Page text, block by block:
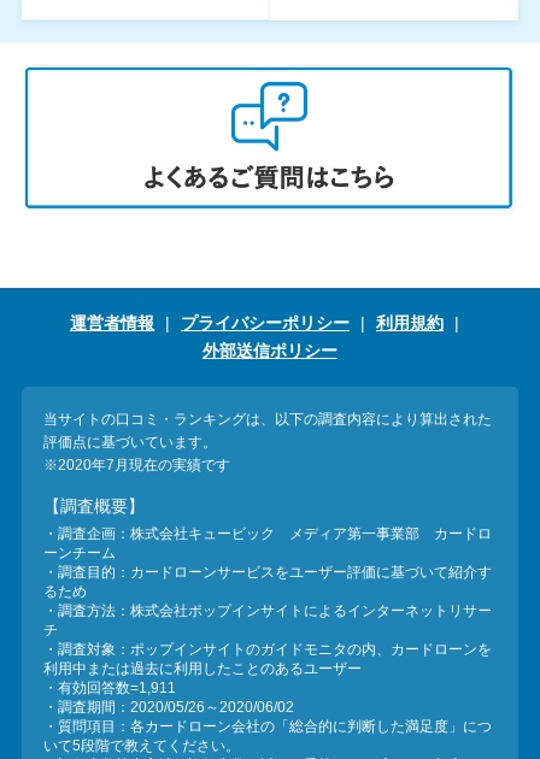
運営者情報 プライバシーポリシー
利用規約
外部送信ポリシー
当サイトの口コミ・ランキングは、以下の調査内容により算出された
評価点に基づいています。
※2020年7月現在の実績です
【調査概要】
・調査企画：株式会社キュービック メディア第一事業部 カードロ
ーンチーム
・調査目的：カードローンサービスをユーザー評価に基づいて紹介す
るため
・調査方法：株式会社ポップインサイトによるインターネットリサー
チ
・調査対象：ポップインサイトのガイドモニタの内、カードローンを
利用中または過去に利用したことのあるユーザー
・有効回答数=1,911
・調査期間：2020/05/26～2020/06/02
・質問項目：各カードローン会社の「総合的に判断した満足度」につ
いて5段階で教えてください。